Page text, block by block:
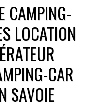
CAMPING-
LOCATION
CAR
SAVOIE